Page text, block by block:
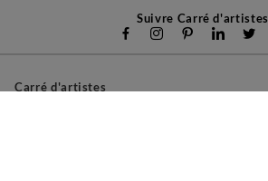
Suivre Carré d'artistes
Carré d'artistes